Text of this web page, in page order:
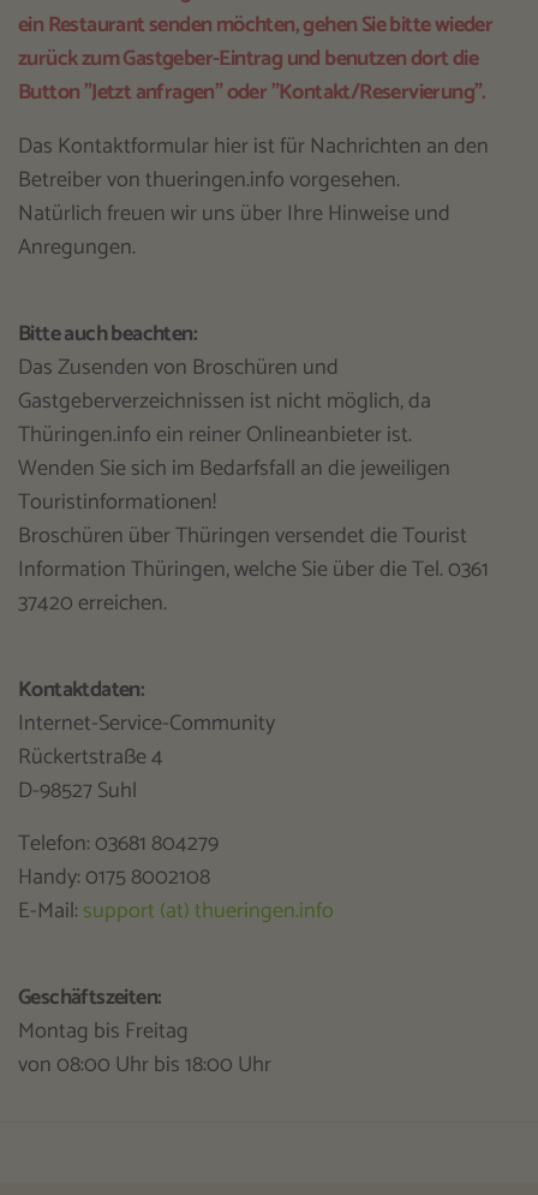
ein Restaurant senden möchten, gehen Sie bitte wieder
zurück zum Gastgeber-Eintrag und benutzen dort die
Button "Jetzt anfragen" oder "Kontakt/Reservierung".
Das Kontaktformular hier ist für Nachrichten an den
Betreiber von thueringen.info vorgesehen.
Natürlich freuen wir uns über Ihre Hinweise und
Anregungen.
Bitte auch beachten:
Das Zusenden von Broschüren und
Gastgeberverzeichnissen ist nicht möglich, da
Thüringen.info ein reiner Onlineanbieter ist.
Wenden Sie sich im Bedarfsfall an die jeweiligen
Touristinformationen!
Broschüren über Thüringen versendet die Tourist
Information Thüringen, welche Sie über die Tel. 0361
37420 erreichen.
Kontaktdaten:
Internet-Service-Community
Rückertstraße 4
D-98527 Suhl
Telefon: 03681 804279
Handy: 0175 8002108
E-Mail:support (at) thueringen.info
Geschäftszeiten:
Montag bis Freitag
von 08:00 Uhr bis 18:00 Uhr